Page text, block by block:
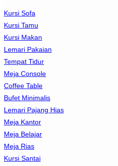
Kursi Sofa
Kursi Tamu
Kursi Makan
Lemari Pakaian
Tempat Tidur
Meja Console
Coffee Table
Bufet Minimalis
Lemari Pajang Hias
Meja Kantor
Meja Belajar
Meja Rias
Kursi Santai